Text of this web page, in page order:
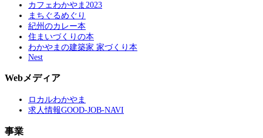
カフェわかやま2023
まちぐるめぐり
紀州のカレー本
住まいづくりの本
わかやまの建築家 家づくり本
Nest
Webメディア
ロカルわかやま
求人情報GOOD-JOB-NAVI
事業